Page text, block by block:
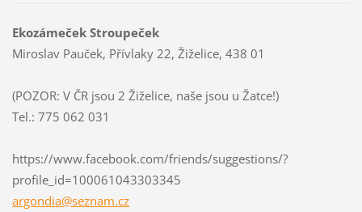
Ekozámeček Stroupeček
Miroslav Pauček, Přívlaky 22, Žiželice, 438 01
(POZOR: V ČR jsou 2 Žiželice, naše jsou u Žatce!)
Tel.: 775 062 031
https://www.facebook.com/friends/suggestions/?
profile_id=100061043303345
argondia@seznam.cz